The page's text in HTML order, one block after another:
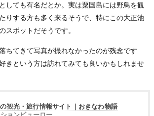
しても有名だとか。実は粟国島には野鳥を観
りする方も多く来るそうで、特にこの大正池
スポットだそうです。
ちてきて写真が撮れなかったのが残念です
きという方は訪れてみても良いかもしれませ